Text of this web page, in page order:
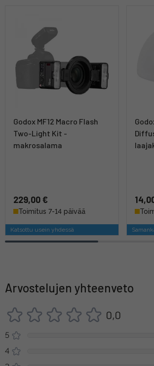
Godox MF12 Macro Flash
Two-Light Kit -
makrosalama
229,00 €
Toimitus 7-14 päivää
Katsottu usein yhdessä
Arvostelujen yhteenveto
0,0
5
4